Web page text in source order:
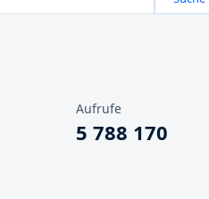
Aufrufe
5 788 170